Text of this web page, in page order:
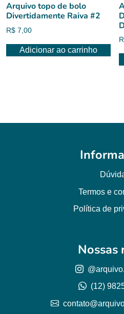
Arquivo topo de bolo
Divertidamente Raiva #2
R$ 7,00
Adicionar ao carrinho
Termos e
Política de
Nossas
(12)